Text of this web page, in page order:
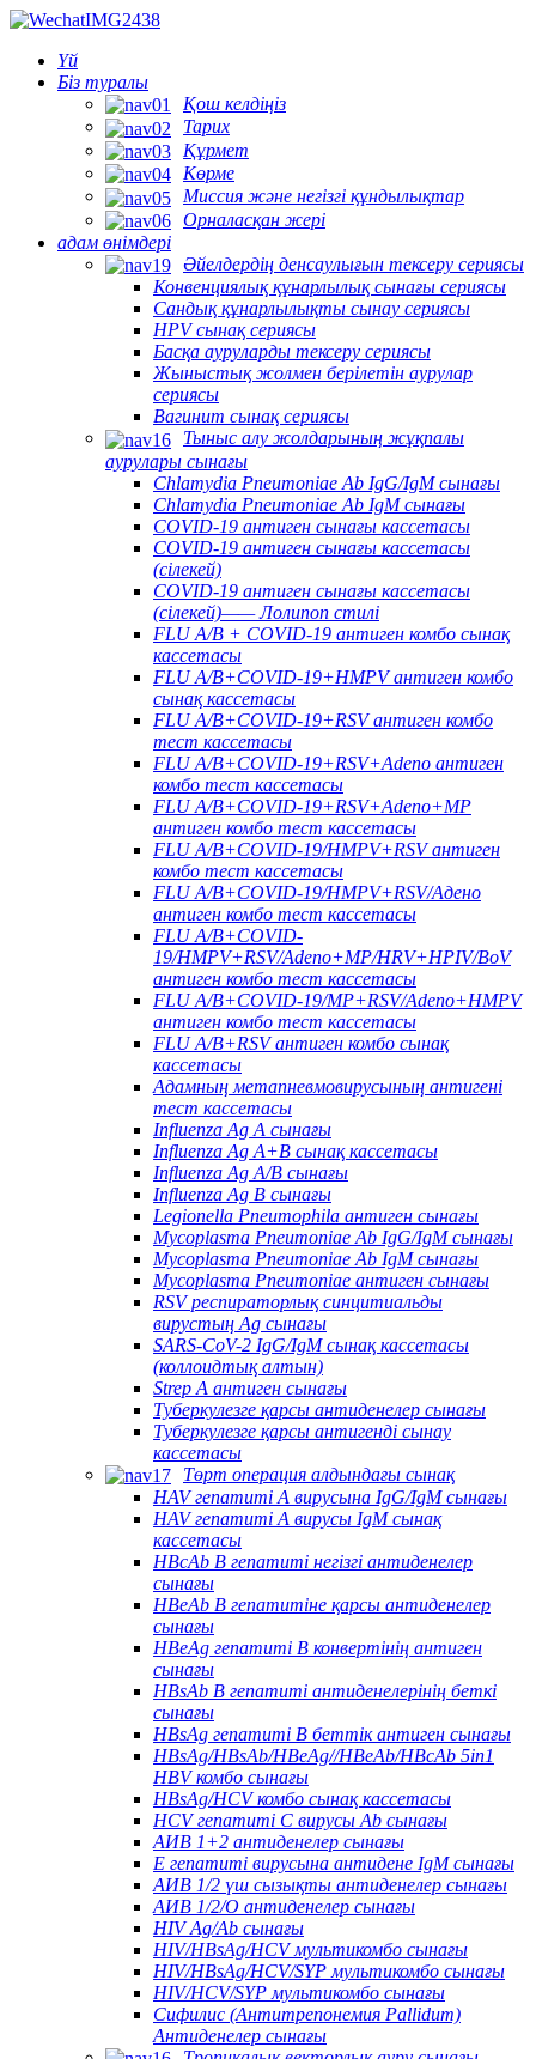
Үй
Біз туралы
Қош келдіңіз
Тарих
Құрмет
Көрме
Миссия және негізгі құндылықтар
Орналасқан жері
адам өнімдері
Әйелдердің денсаулығын тексеру сериясы
Конвенциялық құнарлылық сынағы сериясы
Сандық құнарлылықты сынау сериясы
HPV сынақ сериясы
Басқа ауруларды тексеру сериясы
Жыныстық жолмен берілетін аурулар
сериясы
Вагинит сынақ сериясы
Тыныс алу жолдарының жұқпалы
аурулары сынағы
Chlamydia Pneumoniae Ab IgG/IgM сынағы
Chlamydia Pneumoniae Ab IgM сынағы
COVID-19 антиген сынағы кассетасы
COVID-19 антиген сынағы кассетасы
(сілекей)
COVID-19 антиген сынағы кассетасы
(сілекей)—— Лолипоп стилі
FLU A/B + COVID-19 антиген комбо сынақ
кассетасы
FLU A/B+COVID-19+HMPV антиген комбо
сынақ кассетасы
FLU A/B+COVID-19+RSV антиген комбо
тест кассетасы
FLU A/B+COVID-19+RSV+Adeno антиген
комбо тест кассетасы
FLU A/B+COVID-19+RSV+Adeno+MP
антиген комбо тест кассетасы
FLU A/B+COVID-19/HMPV+RSV антиген
комбо тест кассетасы
FLU A/B+COVID-19/HMPV+RSV/Адено
антиген комбо тест кассетасы
FLU A/B+COVID-
19/HMPV+RSV/Adeno+MP/HRV+HPIV/BoV
антиген комбо тест кассетасы
FLU A/B+COVID-19/MP+RSV/Adeno+HMPV
антиген комбо тест кассетасы
FLU A/B+RSV антиген комбо сынақ
кассетасы
Адамның метапневмовирусының антигені
тест кассетасы
Influenza Ag A сынағы
Influenza Ag A+B сынақ кассетасы
Influenza Ag A/B сынағы
Influenza Ag B сынағы
Legionella Pneumophila антиген сынағы
Mycoplasma Pneumoniae Ab IgG/IgM сынағы
Mycoplasma Pneumoniae Ab IgM сынағы
Mycoplasma Pneumoniae антиген сынағы
RSV респираторлық синцитиальды
вирустың Ag сынағы
SARS-CoV-2 IgG/IgM сынақ кассетасы
(коллоидтық алтын)
Strep A антиген сынағы
Туберкулезге қарсы антиденелер сынағы
Туберкулезге қарсы антигенді сынау
кассетасы
Төрт операция алдындағы сынақ
HAV гепатиті А вирусына IgG/IgM сынағы
HAV гепатиті А вирусы IgM сынақ
кассетасы
HBcAb В гепатиті негізгі антиденелер
сынағы
HBeAb В гепатитіне қарсы антиденелер
сынағы
HBeAg гепатиті В конвертінің антиген
сынағы
HBsAb В гепатиті антиденелерінің беткі
сынағы
HBsAg гепатиті В беттік антиген сынағы
HBsAg/HBsAb/HBeAg//HBeAb/HBcAb 5in1
HBV комбо сынағы
HBsAg/HCV комбо сынақ кассетасы
HCV гепатиті С вирусы Ab сынағы
АИВ 1+2 антиденелер сынағы
Е гепатиті вирусына антидене IgM сынағы
АИВ 1/2 үш сызықты антиденелер сынағы
АИВ 1/2/О антиденелер сынағы
HIV Ag/Ab сынағы
HIV/HBsAg/HCV мультикомбо сынағы
HIV/HBsAg/HCV/SYP мультикомбо сынағы
HIV/HCV/SYP мультикомбо сынағы
Сифилис (Антитрепонемия Pallidum)
Антиденелер сынағы